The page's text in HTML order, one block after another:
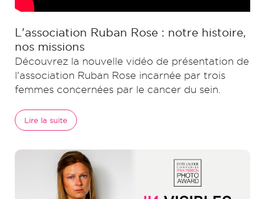
L'association Ruban Rose : notre histoire,
nos missions
Découvrez la nouvelle vidéo de présentation de
l'association Ruban Rose incarnée par trois
femmes concernées par le cancer du sein.
Lire la suite